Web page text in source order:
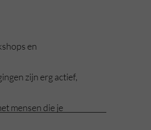
en
zijn erg actief,
mensen die je